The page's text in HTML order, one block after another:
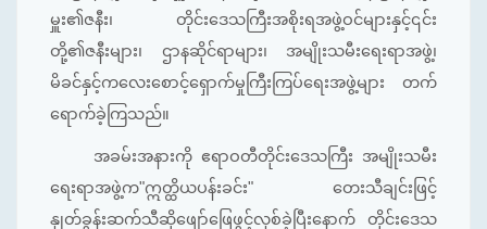
မှူး၏ဇနီး၊ တိုင်းဒေသကြီးအစိုးရအဖွဲ့ဝင်များနှင့်၎င်း
တို့၏ဇနီးများ၊ ဌာနဆိုင်ရာများ၊ အမျိုးသမီးရေးရာအဖွဲ့၊
မိခင်နှင့်ကလေးစောင့်ရှောက်မှုကြီးကြပ်ရေးအဖွဲ့များ တက်
ရောက်ခဲ့ကြသည်။
အခမ်းအနားကို ဧရာဝတီတိုင်းဒေသကြီး အမျိုးသမီး
ရေးရာအဖွဲ့က"ဣတ္ထိယပန်းခင်း" တေးသီချင်းဖြင့်
နှုတ်ခွန်းဆက်သီဆိုဖျော်ဖြေဖွင့်လှစ်ခဲ့ပြီးနောက် တိုင်းဒေသ